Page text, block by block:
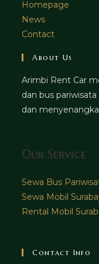
Homepage
News
Contact
About Us
Arimbi Rent Car
dan bus
dan
Our Service
Sewa Bus
Sewa Mobil
Rental Mobil
Contact Info